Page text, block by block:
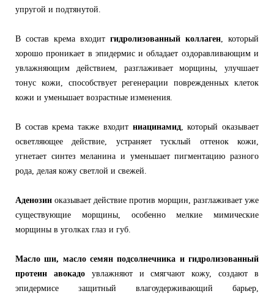
упругой и подтянутой.
В состав крема входит гидролизованный коллаген, который
хорошо проникает в эпидермис и обладает оздоравливающим и
увлажняющим действием, разглаживает морщины, улучшает
тонус кожи, способствует регенерации поврежденных клеток
кожи и уменьшает возрастные изменения.
В состав крема также входит ниацинамид, который оказывает
осветляющее действие, устраняет тусклый оттенок кожи,
угнетает синтез меланина и уменьшает пигментацию разного
рода, делая кожу светлой и свежей.
Аденозин оказывает действие против морщин, разглаживает уже
существующие морщины, особенно мелкие мимические
морщины в уголках глаз и губ.
Масло ши, масло семян подсолнечника и гидролизованный
протеин авокадоувлажняют и смягчают кожу, создают в
эпидермисе защитный влагоудерживающий барьер,